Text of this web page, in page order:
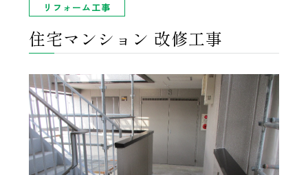
リフォーム工事
住宅マンション 改修工事